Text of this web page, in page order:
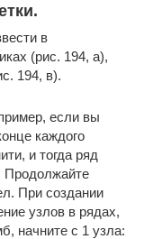
в
(рис. 194, а),
194, в).
если вы
каждого
и тогда ряд
Продолжайте
При создании
узлов в рядах,
начните с 1 узла: